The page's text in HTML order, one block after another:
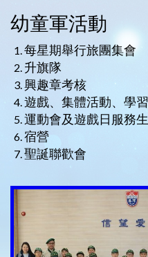
幼童軍活動
每星期舉行旅團集會
升旗隊
興趣章考核
遊戲、集體活動、學
運動會及遊戲日服務生
宿營
聖誕聯歡會